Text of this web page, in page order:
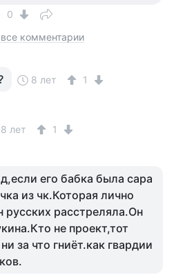
0
комментарии
8 лет 1
8 лет 1
его бабка была сара
из чк.Которая лично
русских расстреляла.Он
не проект,тот
за что гниёт.как гвардии